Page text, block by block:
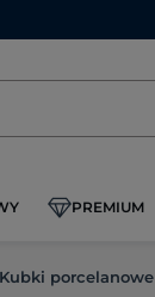
PREMIUM
Kubki porcelanowe